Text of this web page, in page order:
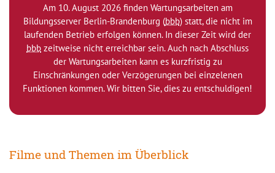
Am 10. August 2026 finden Wartungsarbeiten am
Bildungsserver Berlin-Brandenburg (bbb) statt, die nicht im
laufenden Betrieb erfolgen können. In dieser Zeit wird der
bbb zeitweise nicht erreichbar sein. Auch nach Abschluss
der Wartungsarbeiten kann es kurzfristig zu
Einschränkungen oder Verzögerungen bei einzelenen
Funktionen kommen. Wir bitten Sie, dies zu entschuldigen!
Filme und Themen im Überblick